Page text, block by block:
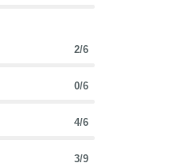
2/6
0/6
4/6
3/9